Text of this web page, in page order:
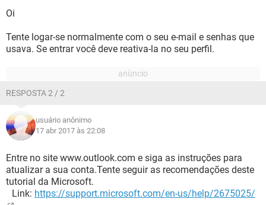
Oi
Tente logar-se normalmente com o seu e-mail e senhas que
usava. Se entrar você deve reativa-la no seu perfil.
RESPOSTA 2 / 2
usuário anônimo
17 abr 2017 às 22:08
Entre no site www.outlook.com e siga as instruções para
atualizar a sua conta.Tente seguir as recomendações deste
tutorial da Microsoft.
Link: https://support.microsoft.com/en-us/help/2675025/